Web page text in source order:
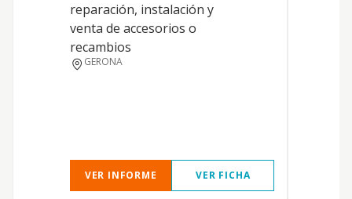
reparación, instalación y
venta de accesorios o
recambios
GERONA
VER INFORME VER FICHA